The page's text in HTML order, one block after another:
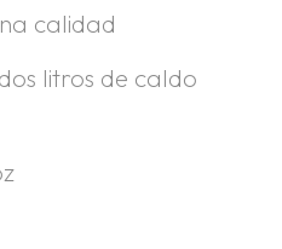
calidad
litros de caldo